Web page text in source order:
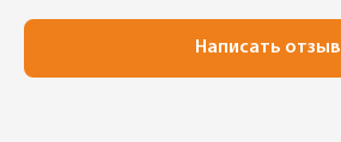
Написать отзыв